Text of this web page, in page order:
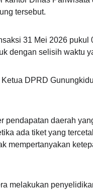
tersebut.
31 Mei 2026 pukul
dengan selisih waktu
DPRD
daerah
ada tiket yang
mempertanyakan
melakukan